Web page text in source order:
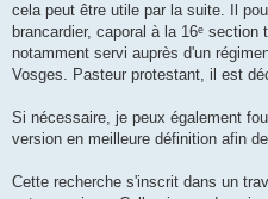
cela peut être utile par la suite. Il
brancardier, caporal à la 16ᵉ
notamment servi auprès d'un
Vosges. Pasteur protestant, il est
Si nécessaire, je peux également
version en meilleure définition afin
Cette recherche s'inscrit dans un